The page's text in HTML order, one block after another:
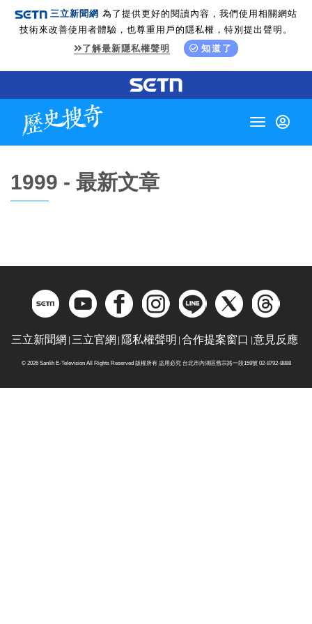
三立新聞網 為了提供更好的閱讀內容，我們使用相關網站
技術來改善使用者體驗，也尊重用戶的隱私權，特別提出聲明。
了解最新隱私權聲明
知道了
Toggle
1999 - 最新文章
三立新聞網 三立官網 隱私權聲明 合作提案窗口 意見反應
© 2026 Sanlih E-Television All Rights Reserved 版權所有 盜用必究 台北市內湖區舊宗路一段159號 02-8792-8888